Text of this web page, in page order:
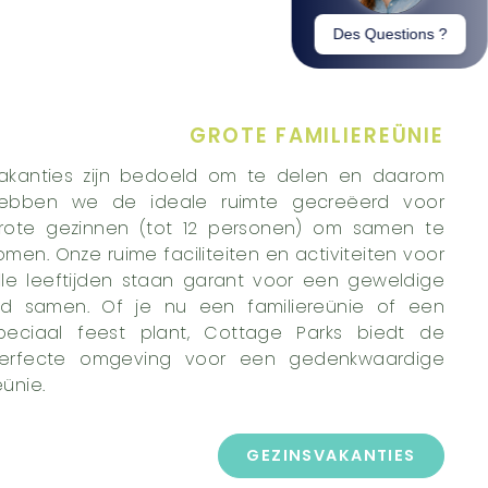
GROTE FAMILIEREÜNIE
zijn bedoeld om te delen en daarom
we de ideale ruimte gecreëerd voor
gezinnen (tot 12 personen) om samen te
Onze ruime faciliteiten en activiteiten voor
leeftijden staan garant voor een geweldige
samen. Of je nu een familiereünie of een
feest plant, Cottage Parks biedt de
omgeving voor een gedenkwaardige
GEZINSVAKANTIES